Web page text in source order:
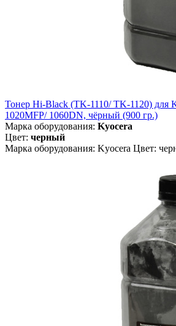
Тонер Hi-Black (TK-1110/ TK-1120) для
1020MFP/ 1060DN, чёрный (900 гр.)
Марка оборудования: Kyocera
Цвет: черный
Марка оборудования: Kyocera Цвет: